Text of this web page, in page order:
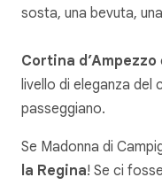
sosta, una bevuta,
Cortina d’Ampezzo
livello di eleganza
passeggiano.
Se Madonna di
la Regina! Se ci